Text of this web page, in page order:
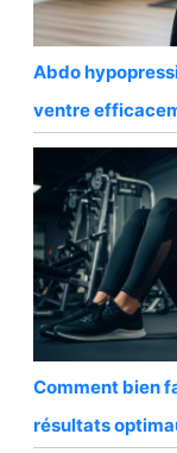
Abdo
ventre
Comment bien
résultats